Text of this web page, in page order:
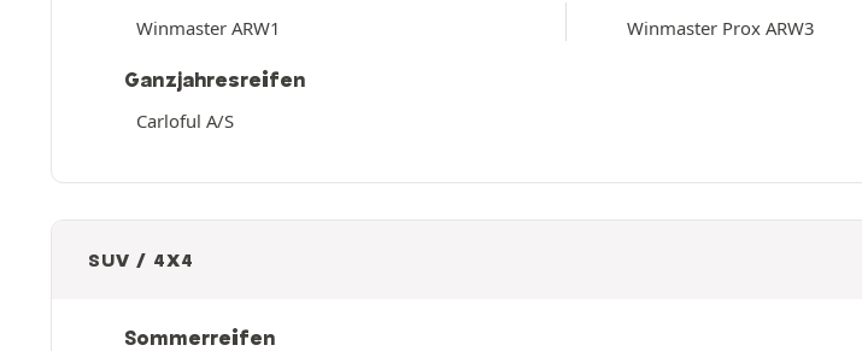
Winmaster ARW1
Winmaster Prox ARW3
Ganzjahresreifen
Carloful A/S
SUV / 4X4
Sommerreifen